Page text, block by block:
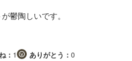
鬱陶しいです。
： 1 ありがとう： 0